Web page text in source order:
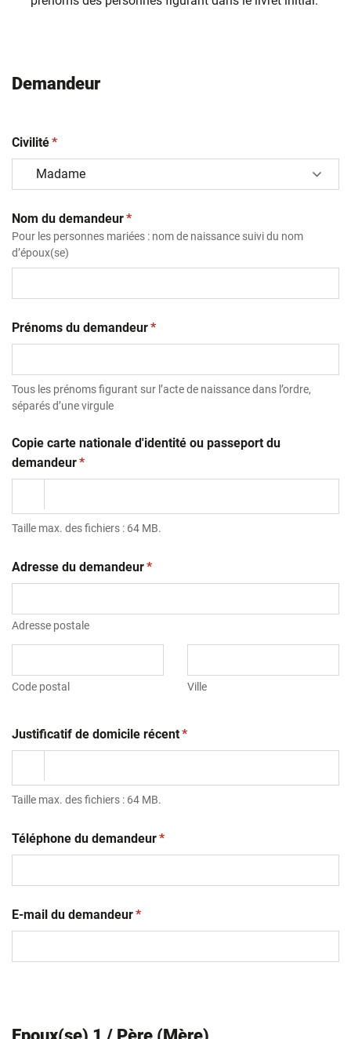
Demandeur
Civilité(obligatoire)
*
Nom du demandeur(obligatoire)
*
Pour les personnes mariées : nom de naissance suivi du nom
d’époux(se)
Prénoms du demandeur(obligatoire)
*
Tous les prénoms figurant sur l’acte de naissance dans l’ordre,
séparés d’une virgule
Copie carte nationale d'identité ou passeport du
demandeur(obligatoire)
*
Taille max. des fichiers : 64 MB.
Adresse du demandeur(obligatoire)
*
Adresse postale
Code postal Ville
Justificatif de domicile récent(obligatoire)
*
Taille max. des fichiers : 64 MB.
Téléphone du demandeur(obligatoire)
*
E-mail du demandeur(obligatoire)
*